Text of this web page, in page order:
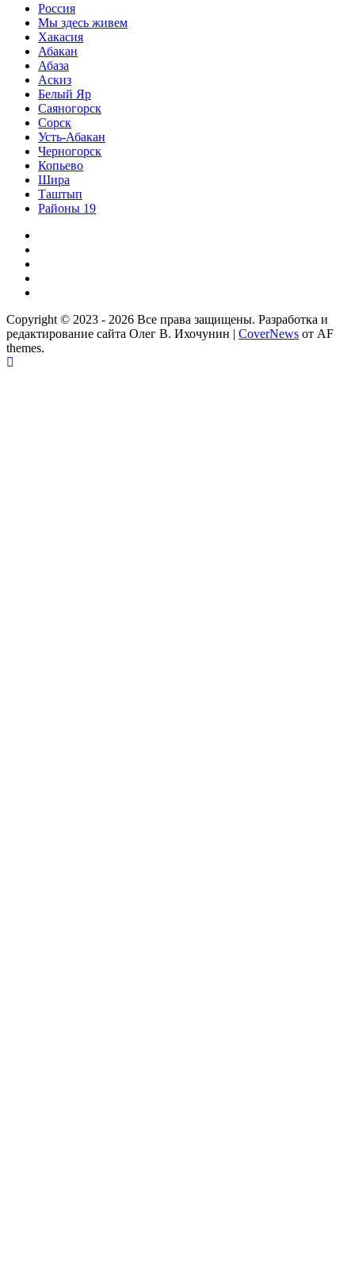
Россия
Мы здесь живем
Хакасия
Абакан
Абаза
Аскиз
Белый Яр
Саяногорск
Сорск
Усть-Абакан
Черногорск
Копьево
Шира
Таштып
Районы 19
Copyright © 2023 - 2026 Все права защищены. Разработка и
редактирование сайта Олег В. Ихочунин | CoverNews от AF
themes.